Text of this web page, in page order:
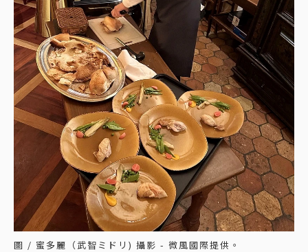
圖 / 蜜多麗（武智ミドリ) 攝影 - 微風國際提供。